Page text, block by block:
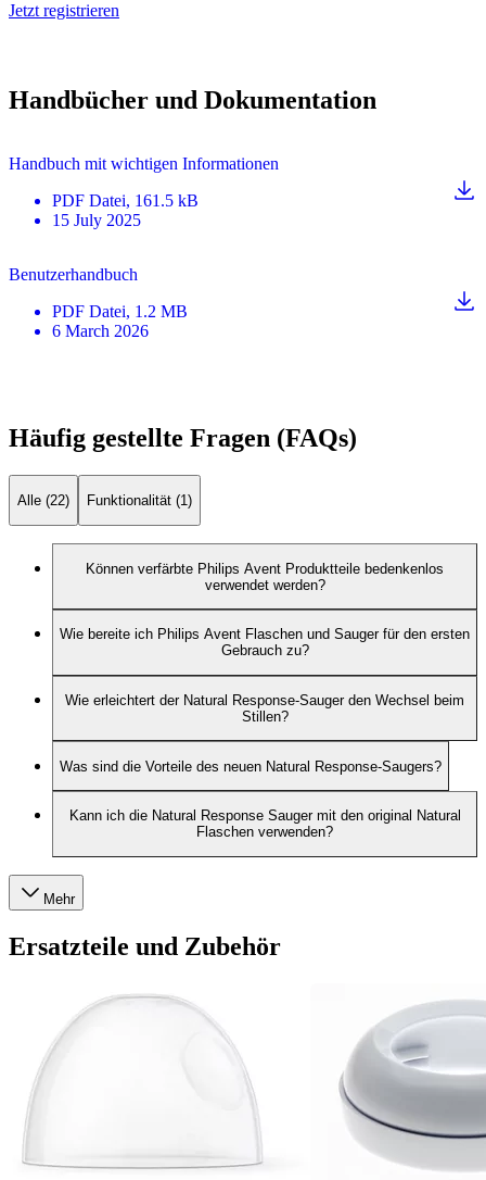
Jetzt registrieren
Handbücher und Dokumentation
Handbuch mit wichtigen Informationen
PDF Datei, 161.5 kB
15 July 2025
Benutzerhandbuch
PDF Datei, 1.2 MB
6 March 2026
Häufig gestellte Fragen (FAQs)
Alle (22) Funktionalität (1)
Können verfärbte Philips Avent Produktteile bedenkenlos
verwendet werden?
Wie bereite ich Philips Avent Flaschen und Sauger für den ersten
Gebrauch zu?
Wie erleichtert der Natural Response-Sauger den Wechsel beim
Stillen?
Was sind die Vorteile des neuen Natural Response-Saugers?
Kann ich die Natural Response Sauger mit den original Natural
Flaschen verwenden?
Mehr
Ersatzteile und Zubehör